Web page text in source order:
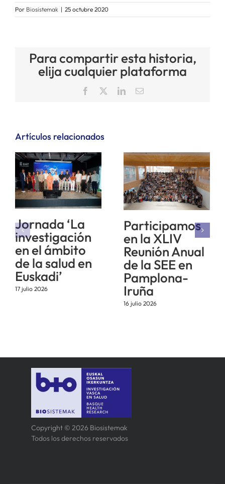
Por Biosistemak | 25 octubre 2020
Para compartir esta historia,
elija cualquier plataforma
Facebook LinkedInCorreo
Artículos relacionados
Jornada ‘La
investigación
en el ámbito
de la salud en
Euskadi’
17 julio 2026
Participamos
en la XLIV
Reunión Anual
de la SEE en
Pamplona-
Iruña
16 julio 2026
Copyright © 2026 Biosistemak
Todos los derechos reservados